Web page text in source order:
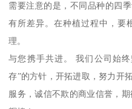
需要注意的是，不同品种的四
有所差异。在种植过程中，要
理。
与您携手共进。 我们公司始
存”的方针，开拓进取，努力开
服务，诚信不欺的商业信誉，